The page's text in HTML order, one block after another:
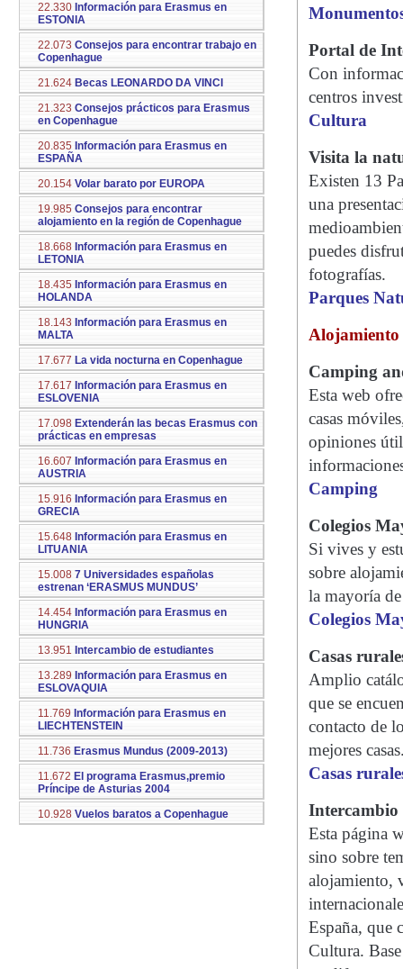
22.330 Información para Erasmus en
ESTONIA
22.073 Consejos para encontrar trabajo en
Copenhague
21.624 Becas LEONARDO DA VINCI
21.323 Consejos prácticos para Erasmus
en Copenhague
20.835 Información para Erasmus en
ESPAÑA
20.154 Volar barato por EUROPA
19.985 Consejos para encontrar
alojamiento en la región de Copenhague
18.668 Información para Erasmus en
LETONIA
18.435 Información para Erasmus en
HOLANDA
18.143 Información para Erasmus en
MALTA
17.677 La vida nocturna en Copenhague
17.617 Información para Erasmus en
ESLOVENIA
17.098 Extenderán las becas Erasmus con
prácticas en empresas
16.607 Información para Erasmus en
AUSTRIA
15.916 Información para Erasmus en
GRECIA
15.648 Información para Erasmus en
LITUANIA
15.008 7 Universidades españolas
estrenan ‘ERASMUS MUNDUS’
14.454 Información para Erasmus en
HUNGRIA
13.951 Intercambio de estudiantes
13.289 Información para Erasmus en
ESLOVAQUIA
11.769 Información para Erasmus en
LIECHTENSTEIN
11.736 Erasmus Mundus (2009-2013)
11.672 El programa Erasmus,premio
Príncipe de Asturias 2004
10.928 Vuelos baratos a Copenhague
Portal de
Con
centros
Cultura
Visita la
Existen 13
una
puedes
fotografías.
Parques
Alojamiento
Camping
Esta web
casas
opiniones
Camping
Colegios
Si vives y
sobre
la mayoría
Colegios
Casas
Amplio
que se
contacto de
mejores
Casas
Intercambio
Esta página
sino sobre
alojamiento,
España, que
Cultura.